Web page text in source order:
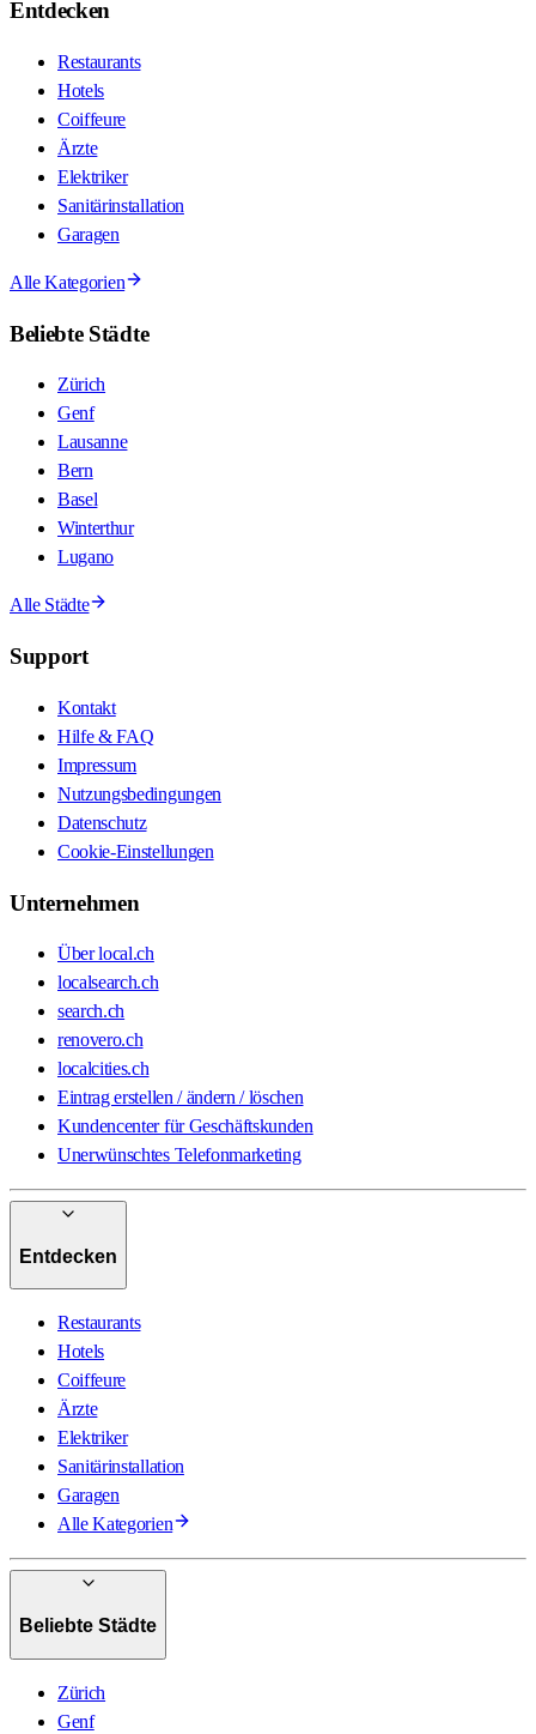
Entdecken
Restaurants
Hotels
Coiffeure
Ärzte
Elektriker
Sanitärinstallation
Garagen
Alle Kategorien
Beliebte Städte
Zürich
Genf
Lausanne
Bern
Basel
Winterthur
Lugano
Alle Städte
Support
Kontakt
Hilfe & FAQ
Impressum
Nutzungsbedingungen
Datenschutz
Cookie-Einstellungen
Unternehmen
Über local.ch
localsearch.ch
search.ch
renovero.ch
localcities.ch
Eintrag erstellen / ändern / löschen
Kundencenter für Geschäftskunden
Unerwünschtes Telefonmarketing
Entdecken
Restaurants
Hotels
Coiffeure
Ärzte
Elektriker
Sanitärinstallation
Garagen
Alle Kategorien
Beliebte Städte
Zürich
Genf